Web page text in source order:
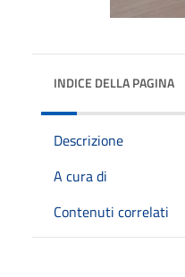
INDICE DELLA PAGINA
Descrizione
A cura di
Contenuti correlati